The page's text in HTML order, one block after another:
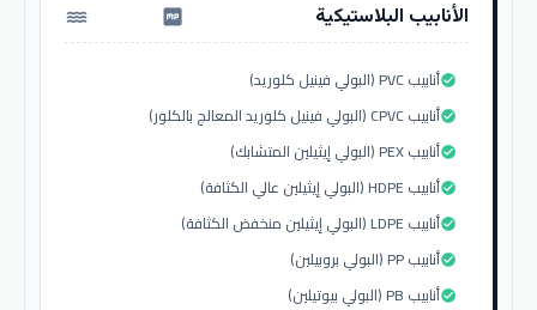
الأنابيب البلاستيكية water_pump
أنابيب PVC (البولي فينيل كلوريد)check_circle
أنابيب CPVC (البولي فينيل كلوريد المعالج بالكلور)check_circle
أنابيب PEX (البولي إيثيلين المتشابك)check_circle
أنابيب HDPE (البولي إيثيلين عالي الكثافة)check_circle
أنابيب LDPE (البولي إيثيلين منخفض الكثافة)check_circle
أنابيب PP (البولي بروبيلين)check_circle
أنابيب PB (البولي بيوتيلين)check_circle